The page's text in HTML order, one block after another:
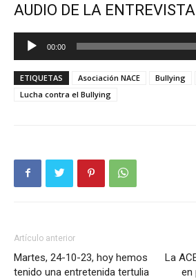
AUDIO DE LA ENTREVISTA
Reproductor
de
audio
00:00
ETIQUETAS Asociación NACE Bullying
Lucha contra el Bullying
Artículo anterior
Martes, 24-10-23, hoy hemos
tenido una entretenida tertulia
La
en